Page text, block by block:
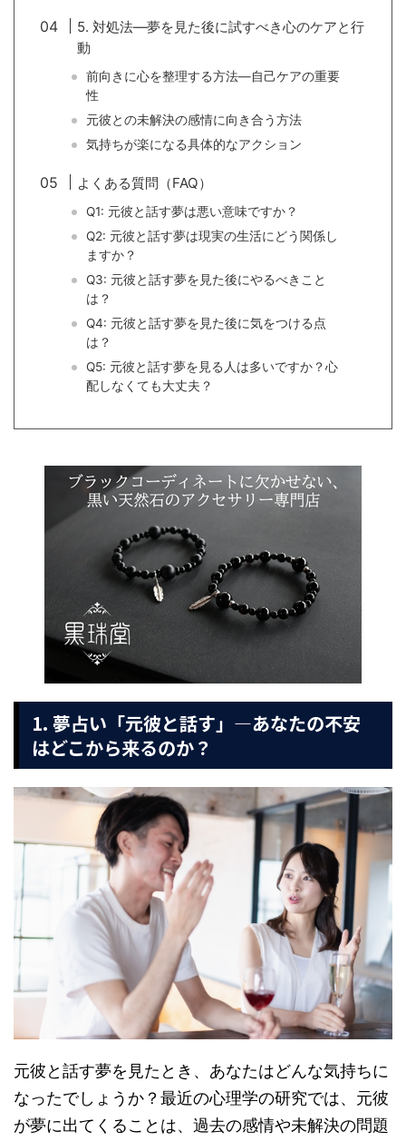
5. 対処法—夢を見た後に試すべき心のケアと行
動
前向きに心を整理する方法—自己ケアの重要
性
元彼との未解決の感情に向き合う方法
気持ちが楽になる具体的なアクション
よくある質問（FAQ）
Q1: 元彼と話す夢は悪い意味ですか？
Q2: 元彼と話す夢は現実の生活にどう関係し
ますか？
Q3: 元彼と話す夢を見た後にやるべきこと
は？
Q4: 元彼と話す夢を見た後に気をつける点
は？
Q5: 元彼と話す夢を見る人は多いですか？心
配しなくても大丈夫？
1. 夢占い「元彼と話す」—あなたの不安
はどこから来るのか？
元彼と話す夢を見たとき、あなたはどんな気持ちに
なったでしょうか？最近の心理学の研究では、元彼
が夢に出てくることは、過去の感情や未解決の問題